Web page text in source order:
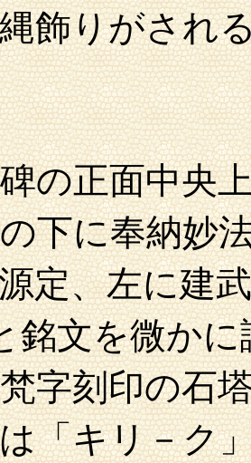
飾りがされ
の正面中央
下に奉納妙
定、左に建
銘文を微か
字刻印の石
「キリ－ク